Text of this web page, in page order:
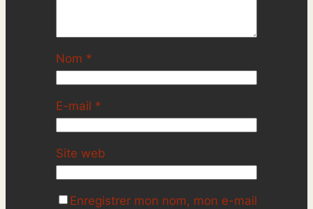
Nom *
E-mail *
Site web
Enregistrer mon nom, mon e-mail